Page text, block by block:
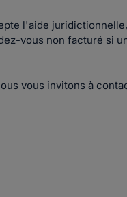
l'aide
vous non facturé si
vous invitons à